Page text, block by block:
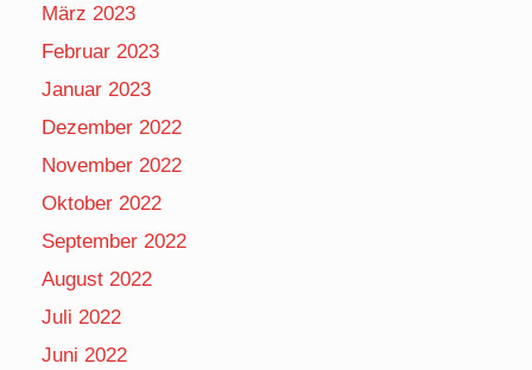
März 2023
Februar 2023
Januar 2023
Dezember 2022
November 2022
Oktober 2022
September 2022
August 2022
Juli 2022
Juni 2022